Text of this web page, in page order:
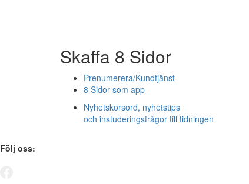
Skaffa 8 Sidor
Prenumerera/Kundtjänst
8 Sidor som app
Nyhetskorsord, nyhetstips
och instuderingsfrågor till tidningen
Följ oss: